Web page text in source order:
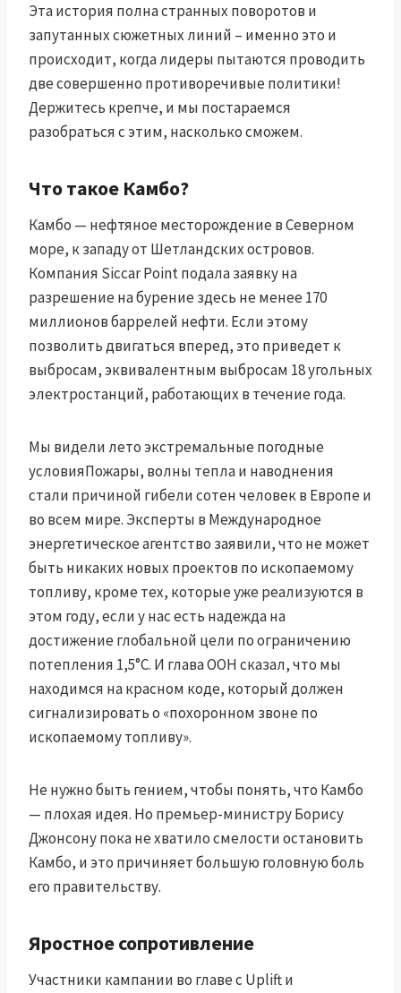
Эта история полна странных поворотов и
запутанных сюжетных линий – именно это и
происходит, когда лидеры пытаются проводить
две совершенно противоречивые политики!
Держитесь крепче, и мы постараемся
разобраться с этим, насколько сможем.
Что такое Камбо?
Камбо — нефтяное месторождение в Северном
море, к западу от Шетландских островов.
Компания Siccar Point подала заявку на
разрешение на бурение здесь не менее 170
миллионов баррелей нефти. Если этому
позволить двигаться вперед, это приведет к
выбросам, эквивалентным выбросам 18 угольных
электростанций, работающих в течение года.
Мы видели летоэкстремальные погодные
условияПожары, волны тепла и наводнения
стали причиной гибели сотен человек в Европе и
во всем мире. Эксперты в Международное
энергетическое агентство заявили, что не может
быть никаких новых проектов по ископаемому
топливу, кроме тех, которые уже реализуются в
этом году, если у нас есть надежда на
достижение глобальной цели по ограничению
потепления 1,5°C. И глава ООНсказал, что мы
находимся на красном коде, который должен
сигнализировать о «похоронном звоне по
ископаемому топливу».
Не нужно быть гением, чтобы понять, что Камбо
— плохая идея. Но премьер-министру Борису
Джонсону пока не хватило смелости остановить
Камбо, и это причиняет большую головную боль
его правительству.
Яростное сопротивление
Участники кампании во главе с Uplift и